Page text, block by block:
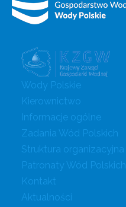
Wody Polskie
Kierownictwo
Informacje ogólne
Zadania Wód Polskich
Struktura organizacyjna
Patronaty Wód Polskich
Kontakt
Aktualności